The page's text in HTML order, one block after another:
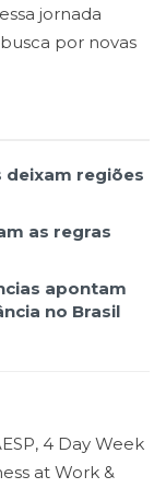
jornada
por novas
deixam regiões
as regras
apontam
no Brasil
4 Day Week
at Work &